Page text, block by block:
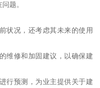
题。
状况，还考虑其未来的使用
维修和加固建议，以确保建
行预测，为业主提供关于建